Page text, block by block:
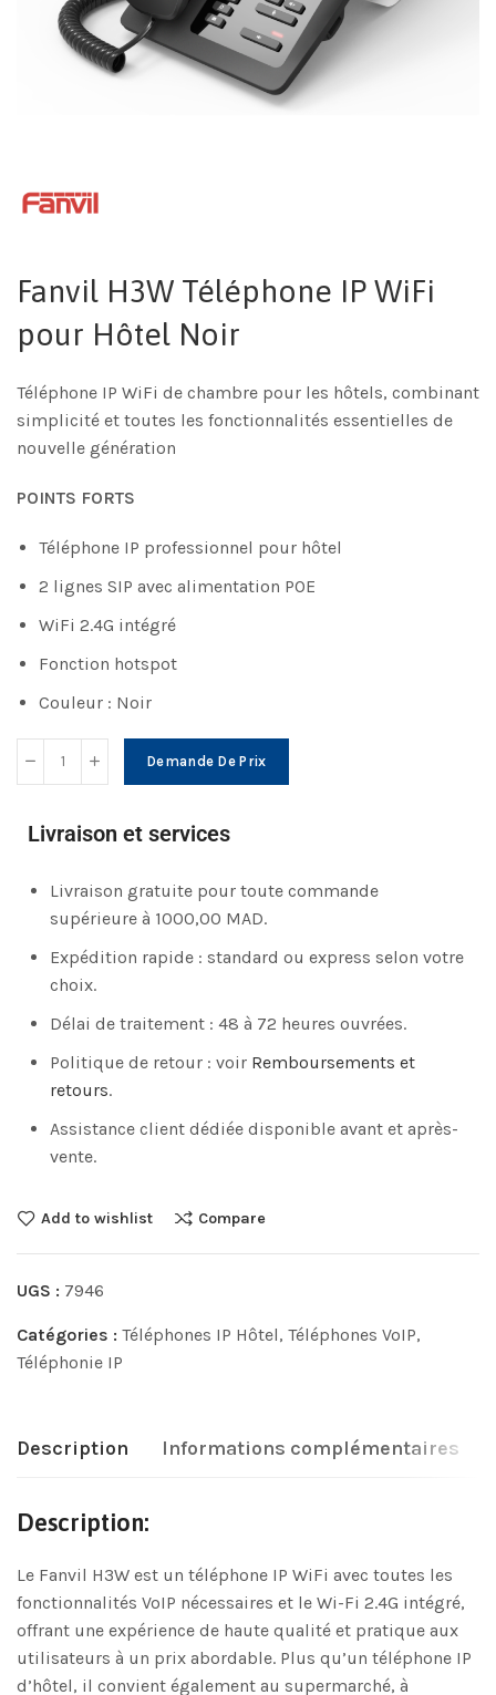
Fanvil H3W Téléphone IP WiFi
pour Hôtel Noir
Téléphone IP WiFi de chambre pour les hôtels, combinant
simplicité et toutes les fonctionnalités essentielles de
nouvelle génération
POINTS FORTS
Téléphone IP professionnel pour hôtel
2 lignes SIP avec alimentation POE
WiFi 2.4G intégré
Fonction hotspot
Couleur : Noir
Demande De Prix
Livraison et services
Livraison gratuite pour toute commande
supérieure à 1000,00 MAD.
Expédition rapide : standard ou express selon votre
choix.
Délai de traitement : 48 à 72 heures ouvrées.
Politique de retour : voir Remboursements et
retours.
Assistance client dédiée disponible avant et après-
vente.
Add to wishlist Compare
UGS : 7946
Catégories : Téléphones IP Hôtel, Téléphones VoIP,
Téléphonie IP
Description Informations complémentaires
Description:
Le Fanvil H3W est un téléphone IP WiFi avec toutes les
fonctionnalités VoIP nécessaires et le Wi-Fi 2.4G intégré,
offrant une expérience de haute qualité et pratique aux
utilisateurs à un prix abordable. Plus qu’un téléphone IP
d’hôtel, il convient également au supermarché, à